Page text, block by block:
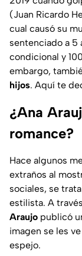
(Juan Ricardo
cual causó su
sentenciado a 5
condicional y
embargo,
hijos. Aquí te
¿Ana
romance?
Hace algunos
extraños al
sociales, se
estilista. A
Araujo publicó
imagen se les
espejo.